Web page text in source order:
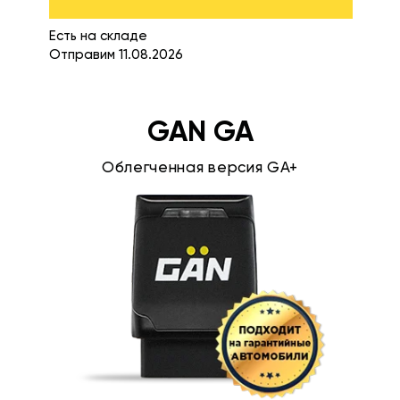
Есть на складе
Отправим 11.08.2026
GAN GA
Облегченная версия GA+